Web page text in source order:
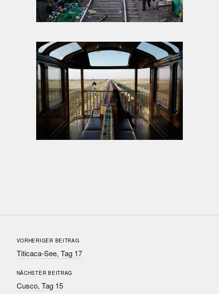
VORHERIGER BEITRAG
Titicaca-See, Tag 17
NÄCHSTER BEITRAG
Cusco, Tag 15